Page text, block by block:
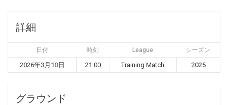
詳細
日付 時刻 League シーズン
2026年3月10日 21:00 Training Match 2025
グラウンド